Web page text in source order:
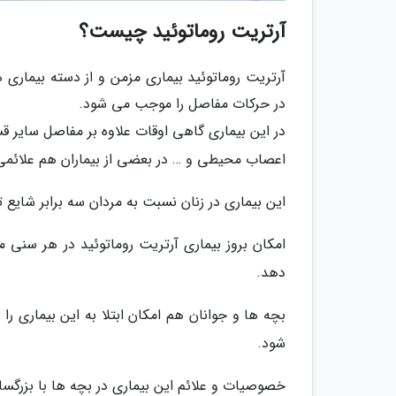
آرتریت روماتوئید چیست؟
آرتریت روماتوئید بیماری مزمن و از دسته
در حرکات مفاصل را موجب می شود.
در این بیماری گاهی اوقات علاوه بر مفاصل
اعصاب محیطی و … در بعضی از بیماران هم
این بیماری در زنان نسبت به مردان سه برابر
دهد.
بچه ها و جوانان هم امکان ابتلا به این بیماری
شود.
خصوصیات و علائم این بیماری در بچه ها با